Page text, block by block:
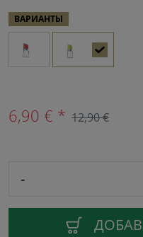
ВАРИАНТЫ
6,90 € * 12,90 €
-